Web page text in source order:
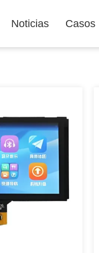
Noticias Casos